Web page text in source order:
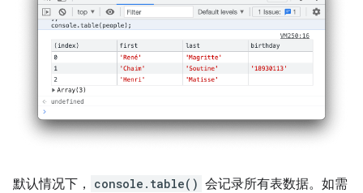
默认情况下， console.table() 会记录所有表数据。如需